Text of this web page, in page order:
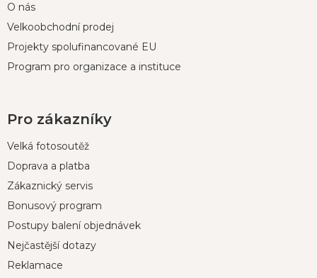
O nás
Velkoobchodní prodej
Projekty spolufinancované EU
Program pro organizace a instituce
Pro zákazníky
Velká fotosoutěž
Doprava a platba
Zákaznický servis
Bonusový program
Postupy balení objednávek
Nejčastější dotazy
Reklamace